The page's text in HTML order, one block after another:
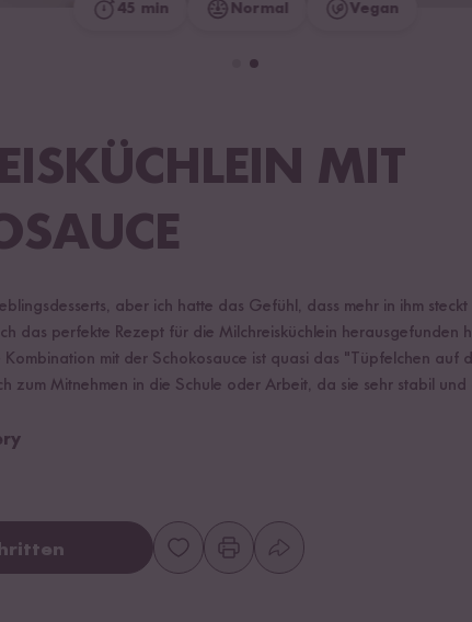
45 min Normal Vegan
MIT
aber ich hatte das Gefühl, dass mehr in ihm
das perfekte Rezept für die Milchreisküchlein herausgefunden
mit der Schokosauce ist quasi das "Tüpfelchen auf
zum Mitnehmen in die Schule oder Arbeit, da sie sehr stabil